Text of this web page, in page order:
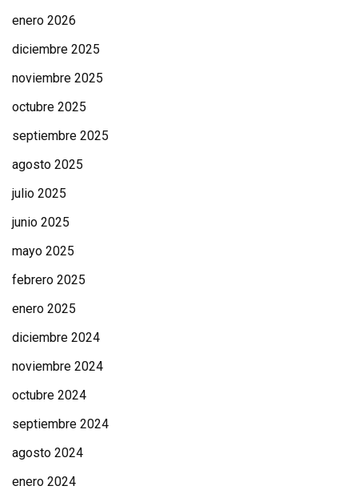
enero 2026
diciembre 2025
noviembre 2025
octubre 2025
septiembre 2025
agosto 2025
julio 2025
junio 2025
mayo 2025
febrero 2025
enero 2025
diciembre 2024
noviembre 2024
octubre 2024
septiembre 2024
agosto 2024
enero 2024